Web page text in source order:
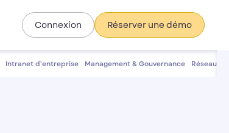
Connexion Réserver une démo
Intranet d'entreprise Management & Gouvernance Réseau